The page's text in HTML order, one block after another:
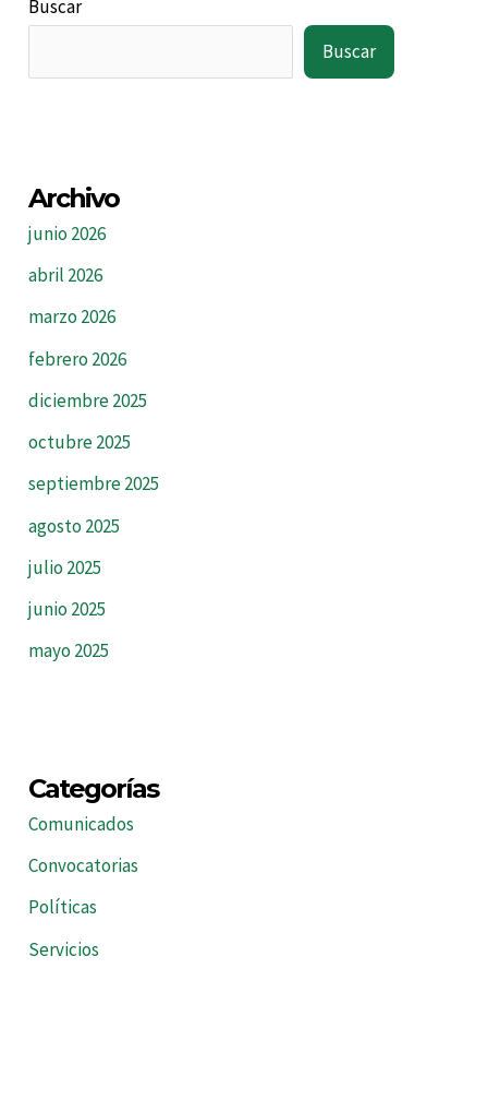
Buscar
Buscar
Archivo
junio 2026
abril 2026
marzo 2026
febrero 2026
diciembre 2025
octubre 2025
septiembre 2025
agosto 2025
julio 2025
junio 2025
mayo 2025
Categorías
Comunicados
Convocatorias
Políticas
Servicios